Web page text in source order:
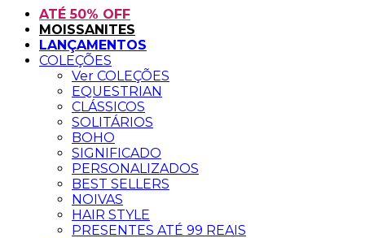
ATÉ 50% OFF
MOISSANITES
LANÇAMENTOS
COLEÇÕES
Ver COLEÇÕES
EQUESTRIAN
CLÁSSICOS
SOLITÁRIOS
BOHO
SIGNIFICADO
PERSONALIZADOS
BEST SELLERS
NOIVAS
HAIR STYLE
PRESENTES ATÉ 99 REAIS